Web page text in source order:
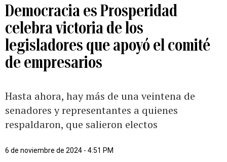
Democracia es Prosperidad
celebra victoria de los
legisladores que apoyó el comité
de empresarios
Hasta ahora, hay más de una veintena de
senadores y representantes a quienes
respaldaron, que salieron electos
6 de noviembre de 2024 - 4:51 PM